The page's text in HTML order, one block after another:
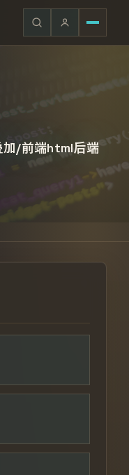
/前端html后端